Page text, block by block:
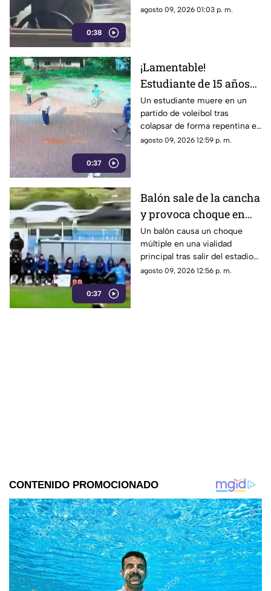
0:38
reacción del guía evitó un
agosto 09, 2026 01:03 p. m.
0:37
¡Lamentable!
Estudiante de 15 años
muere en un partido de
voleibol | VIDEO
Un estudiante muere en un
partido de voleibol tras
colapsar de forma repentina en
la cancha. Conoce los detalles
agosto 09, 2026 12:59 p. m.
0:37
Balón sale de la cancha
y provoca choque en
pleno partido | VIDEO
Un balón causa un choque
múltiple en una vialidad
principal tras salir del estadio
durante un partido. El freno de
agosto 09, 2026 12:56 p. m.